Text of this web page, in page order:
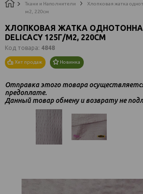
Ткани и Наполнители
Хлопковая жатка
м2, 220см
ХЛОПКОВАЯ ЖАТКА
DELICACY 125Г/М2, 220СМ
Код товара: 4848
Хит продаж Новинка
Отправка этого товара
предоплате.
Данный товар обмену и возврату не